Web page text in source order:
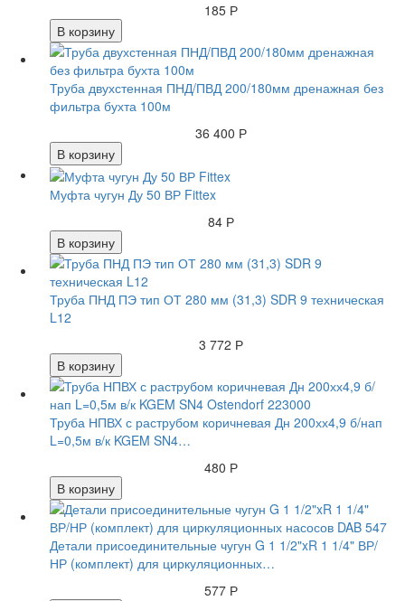
185 Р
В корзину
Труба двухстенная ПНД/ПВД 200/180мм дренажная без
фильтра бухта 100м
36 400 Р
В корзину
Муфта чугун Ду 50 ВР Fittex
84 Р
В корзину
Труба ПНД ПЭ тип ОТ 280 мм (31,3) SDR 9 техническая
L12
3 772 Р
В корзину
Труба НПВХ с раструбом коричневая Дн 200хх4,9 б/нап
L=0,5м в/к KGEM SN4…
480 Р
В корзину
Детали присоединительные чугун G 1 1/2"xR 1 1/4" ВР/
НР (комплект) для циркуляционных…
577 Р